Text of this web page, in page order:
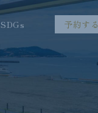
SDGs 予約する